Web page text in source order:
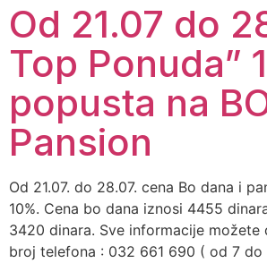
Od 21.07 do
Top Ponuda”
popusta na
Pansion
Od 21.07. do 28.07. cena Bo dana i
10%. Cena bo dana iznosi 4455
3420 dinara. Sve informacije
broj telefona : 032 661 690 ( od 7 do